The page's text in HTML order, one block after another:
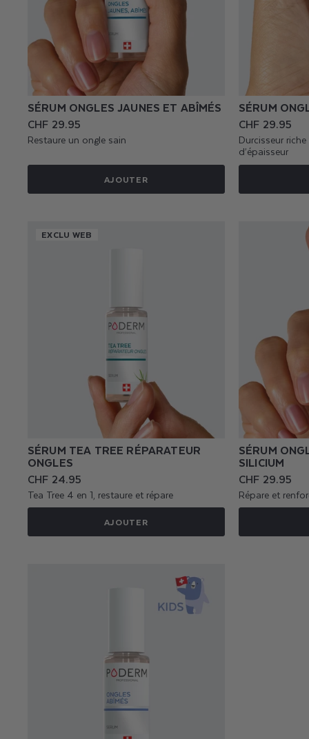
SÉRUM ONGLES JAUNES ET ABÎMÉS
Prix
habituel
CHF 29.95
Restaure un ongle sain
AJOUTER
SÉRUM
Prix
habituel
CHF 29.95
Durcisseur
d’épaisseur
EXCLU WEB
SÉRUM TEA TREE RÉPARATEUR
ONGLES
Prix
habituel
CHF 24.95
Tea Tree 4 en 1, restaure et répare
AJOUTER
SÉRUM
SILICIUM
Prix
habituel
CHF 29.95
Répare et